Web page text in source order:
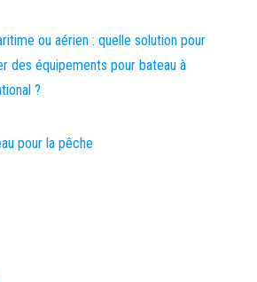
ou aérien : quelle solution pour
des équipements pour bateau à
?
pour la pêche